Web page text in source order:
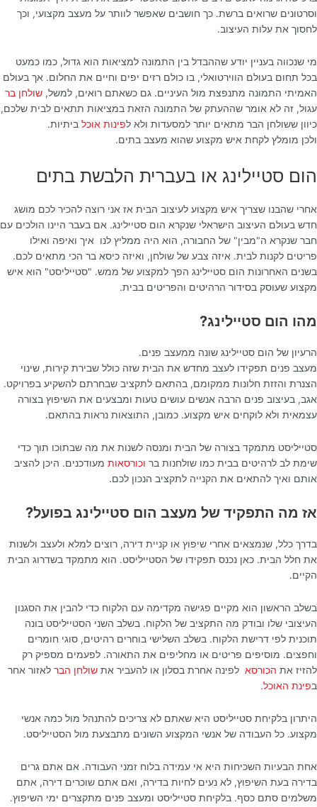
וסרטונים שרואים ברשת. כך חושבים שאפשר לוותר על מעצב מקצועי, וכך
לחסוך את עלות העיצוב.
מי שנכווה בעניין יודע שההבדל בין התמונה למציאות הוא גדול, כמו כמעט
בכל תחום בעולם הווירטואלי, בו כולם רזים יפים וחיים את החלום. אך בעולם
האמיתי התמונה מתנפצת מול העיניים. גם כשאתם רואים, למשל, שולחן בר
עגול, זה לא אומר שההעתק של התמונה הזאת במציאות תתאים לבית שלכם,
כיוון ששולחן הבר מתאים יותר למסעדות ולא לפינות אוכל ביתיות.
ולכן מומלץ לקחת איש מקצוע שהוא מעצב בתים.
הום סטיילינג או בעברית הלבשת בתים
אחרי שהבנו שצריך איש מקצוע לעיצוב הבית אז אני רוצה להכיר לכם מושג
חדש בעולם העיצוב הישראלי שנקרא הום סטיילינג. אם בעבר היינו הולכים עם
חבר שנקרא ה"מבין" של החבורה, הוא היה ממליץ לנו איך ואיפה ואילו
פריטים לקנות לבית. איזה צבע של שולחן, ואיזה כיסא בר הכי מתאים לכם.
בשנים האחרונות הום סטיילינג הפך למקצוע של ממש. "סטייליסט" הוא איש
מקצוע שעוסק בסידור הרהיטים והפריטים בבית.
מהו הום סטיילינג?
הרעיון של הום סטיילינג שונה ממעצב פנים.
מעצב פנים תפקידו לעצב מחדש את הבית שזה כולל שבירת קירות, שינוי
הצנרת והזזת חלונות ממקומם, בהתאם לתקציב שבחרתם להשקיע בפרויקט.
אגב, בעיצוב פנים הרבה אנשים עושים טעות ומבצעים את השיפוץ בצורה
עצמאית ולא לוקחים איש מקצוע. כמובן, התוצאות נראות בהתאם.
סטייליסט מתמקד בצורה של הבית ומנסה לשנות את מה שבתוכו תוך כדי
שימת לב לרהיטים בבית כמו שולחנות בר וכורסאות מעודכנים. היכן להציב
אותם ואיך להתאים את הקנייה לתקציב הנכון לכם.
אז מה התפקיד של מעצב הום סטיילינג בפועל?
בדרך כלל, שנמצאים אחרי שיפוץ או קניית דירה, רוצים למלא ולעצב ולשנות
את חלל הבית. כאן נכנס תפקידו של הסטייליסט. הוא מתמקד בשדרוג הבית
הקיים.
בשלב הראשון הוא מקיים פגישה מקדימה עם הלקוח כדי להבין את הסגנון
העיצובי שלו ובודק מה התקציב של הלקוח. בשלב השני הסטייליסט בונה
תוכנית לפי דרישת הלקוח. בשלב השלישי בוחרים רהיטים, סוגי חומרים
וחפצים. מוסיפים פריטים או מחליפים את התאורה. לפעמים מספיק רק
להזיז את הכורסא לפינה אחרת בסלון או להעביר את שולחן הבר לאזור אחר
בפינת האוכל.
היתרון בלקיחת סטייליסט היא שאתם לא צריכים להתנהל מול כמה אנשי
מקצוע. כל העבודה של אנשי המקצוע השונים מתבצעת מול הסטייליסט.
אחת הבעיות השכיחות היא אי עמידה בלוח זמני העבודה. אם אתם גרים
בדירה בעת השיפוץ, לא נעים לחיות בדירה, ואם אתם שוכרים דירה, אתם
משלמים סתם כסף. בלקיחת סטייליסט ומעצב פנים מתקצרים ימי השיפוץ.